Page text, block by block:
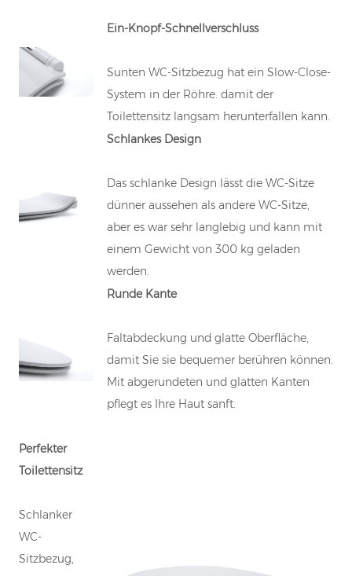
Ein-Knopf-Schnellverschluss
Sunten WC-Sitzbezug hat ein Slow-Close-
System in der Röhre. damit der
Toilettensitz langsam herunterfallen kann.
Schlankes Design
Das schlanke Design lässt die WC-Sitze
dünner aussehen als andere WC-Sitze,
aber es war sehr langlebig und kann mit
einem Gewicht von 300 kg geladen
werden.
Runde Kante
Faltabdeckung und glatte Oberfläche,
damit Sie sie bequemer berühren können.
Mit abgerundeten und glatten Kanten
pflegt es Ihre Haut sanft.
Perfekter
Toilettensitz
Schlanker
WC-
Sitzbezug,